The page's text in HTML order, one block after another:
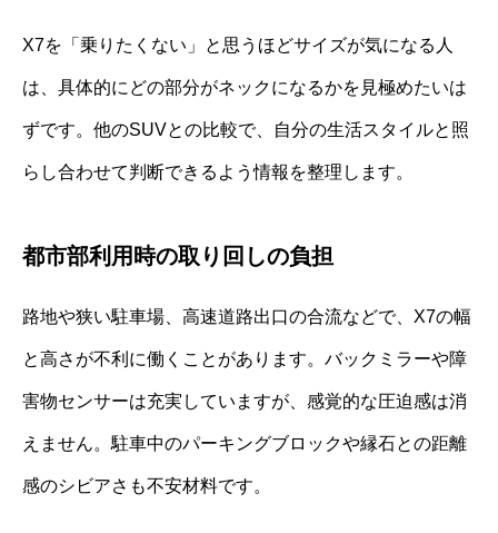
X7を「乗りたくない」と思うほどサイズが気になる人
は、具体的にどの部分がネックになるかを見極めたいは
ずです。他のSUVとの比較で、自分の生活スタイルと照
らし合わせて判断できるよう情報を整理します。
都市部利用時の取り回しの負担
路地や狭い駐車場、高速道路出口の合流などで、X7の幅
と高さが不利に働くことがあります。バックミラーや障
害物センサーは充実していますが、感覚的な圧迫感は消
えません。駐車中のパーキングブロックや縁石との距離
感のシビアさも不安材料です。